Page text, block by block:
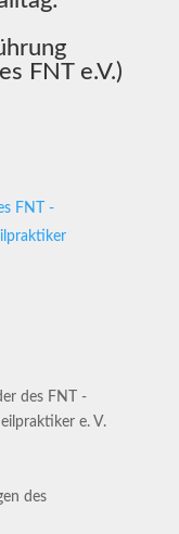
FNT e.V.)
FNT -
des FNT -
e. V.